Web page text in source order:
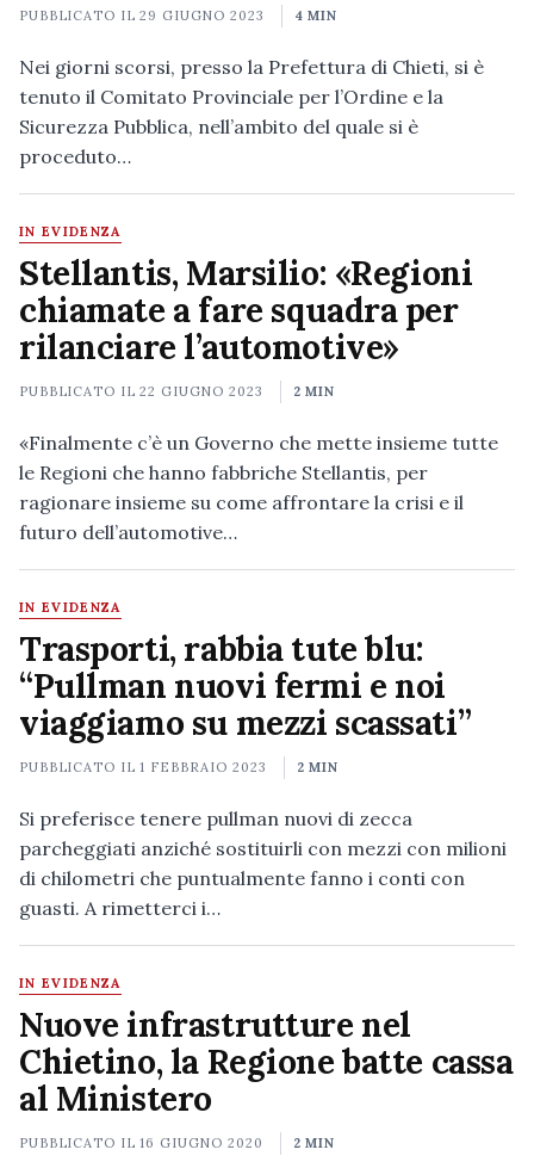
PUBBLICATO IL29 GIUGNO 2023 4 MIN
Nei giorni scorsi, presso la Prefettura di Chieti, si è
tenuto il Comitato Provinciale per l’Ordine e la
Sicurezza Pubblica, nell’ambito del quale si è
proceduto…
IN EVIDENZA
Stellantis, Marsilio: «Regioni
chiamate a fare squadra per
rilanciare l’automotive»
PUBBLICATO IL22 GIUGNO 2023 2 MIN
«Finalmente c’è un Governo che mette insieme tutte
le Regioni che hanno fabbriche Stellantis, per
ragionare insieme su come affrontare la crisi e il
futuro dell’automotive…
IN EVIDENZA
Trasporti, rabbia tute blu:
“Pullman nuovi fermi e noi
viaggiamo su mezzi scassati”
PUBBLICATO IL1 FEBBRAIO 2023 2 MIN
Si preferisce tenere pullman nuovi di zecca
parcheggiati anziché sostituirli con mezzi con milioni
di chilometri che puntualmente fanno i conti con
guasti. A rimetterci i…
IN EVIDENZA
Nuove infrastrutture nel
Chietino, la Regione batte cassa
al Ministero
PUBBLICATO IL16 GIUGNO 2020 2 MIN